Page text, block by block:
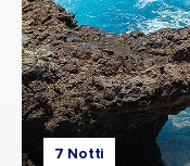
7 Notti